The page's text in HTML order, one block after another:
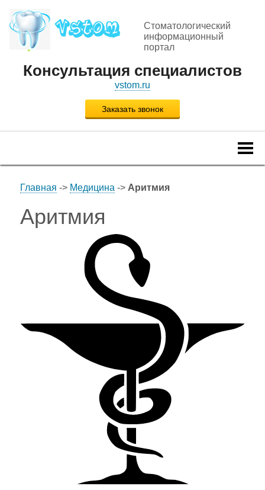
Стоматологический
информационный
портал
Консультация специалистов
vstom.ru
Заказать звонок
Главная -> Медицина -> Аритмия
Аритмия